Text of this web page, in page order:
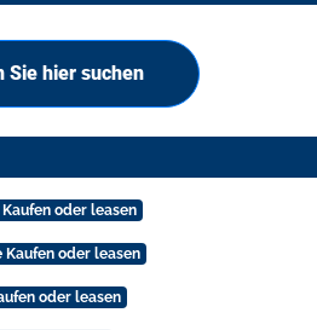
Sie hier suchen
oder leasen
Kaufen oder leasen
oder leasen